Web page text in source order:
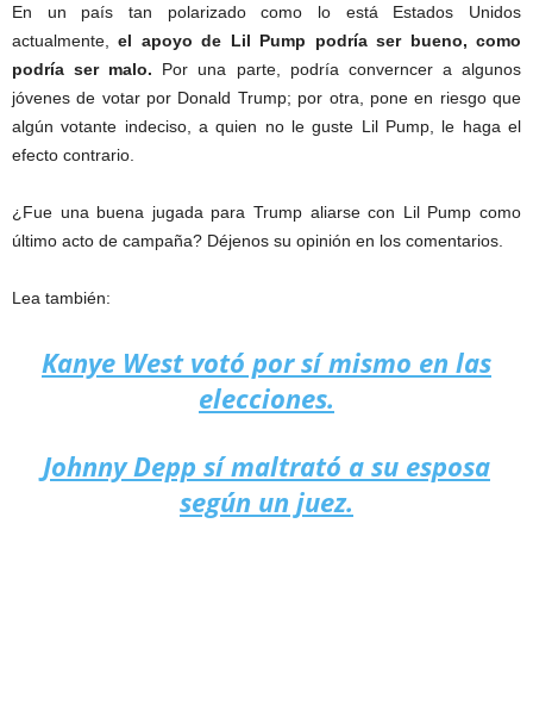
En un país tan polarizado como lo está Estados Unidos
actualmente,el apoyo de Lil Pump podría ser bueno, como
podría ser malo. Por una parte, podría converncer a algunos
jóvenes de votar por Donald Trump; por otra, pone en riesgo que
algún votante indeciso, a quien no le guste Lil Pump, le haga el
efecto contrario.
¿Fue una buena jugada para Trump aliarse con Lil Pump como
último acto de campaña? Déjenos su opinión en los comentarios.
Lea también:
Kanye West votó por sí mismo en las
elecciones.
Johnny Depp sí maltrató a su esposa
según un juez.